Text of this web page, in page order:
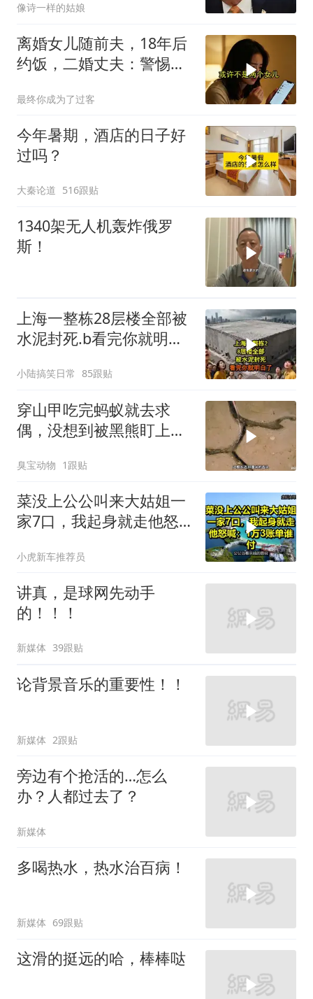
像诗一样的姑娘
离婚女儿随前夫，18年后
约饭，二婚丈夫：警惕骗
最终你成为了过客
今年暑期，酒店的日子好
过吗？
大秦论道 516跟贴
1340架无人机轰炸俄罗
斯！
上海一整栋28层楼全部被
水泥封死.b看完你就明白
小陆搞笑日常 85跟贴
穿山甲吃完蚂蚁就去求
偶，没想到被黑熊盯上
臭宝动物 1跟贴
菜没上公公叫来大姑姐一
家7口，我起身就走他怒
小虎新车推荐员
讲真，是球网先动手
的！！！
新媒体 39跟贴
论背景音乐的重要性！！
新媒体 2跟贴
旁边有个抢活的…怎么
办？人都过去了？
新媒体
多喝热水，热水治百病！
新媒体 69跟贴
这滑的挺远的哈，棒棒哒